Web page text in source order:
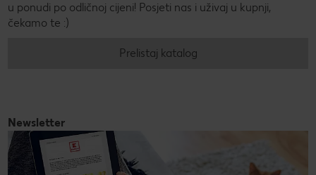
u ponudi po odličnoj cijeni! Posjeti nas i uživaj u kupnji,
čekamo te :)
Prelistaj katalog
Newsletter